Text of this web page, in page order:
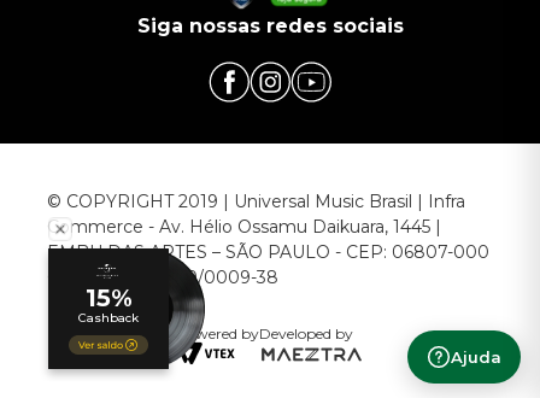
Ajuda
Siga nossas redes sociais
© COPYRIGHT 2019 | Universal Music Brasil | Infra
Commerce - Av. Hélio Ossamu Daikuara, 1445 |
EMBU DAS ARTES – SÃO PAULO - CEP: 06807-000
CNPJ: 00.952.789/0009-38
Powered byDeveloped by